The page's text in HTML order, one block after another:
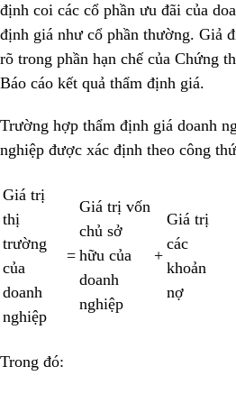
định coi các cổ phần ưu đãi của
định giá như cổ phần thường. Giả
rõ trong phần hạn chế của Chứng
Báo cáo kết quả thẩm định giá.
Trường hợp thẩm định giá doanh
nghiệp được xác định theo công
Giá trị
thị
trường
của
doanh
nghiệp
=
Giá trị vốn
chủ sở
hữu của
doanh
nghiệp
+
Giá trị
các
khoản
nợ
Trong đó: